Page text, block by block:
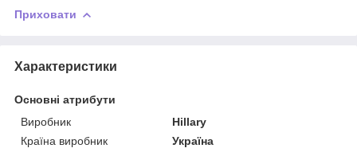
Приховати
Характеристики
Основні атрибути
Виробник
Hillary
Країна виробник
Україна